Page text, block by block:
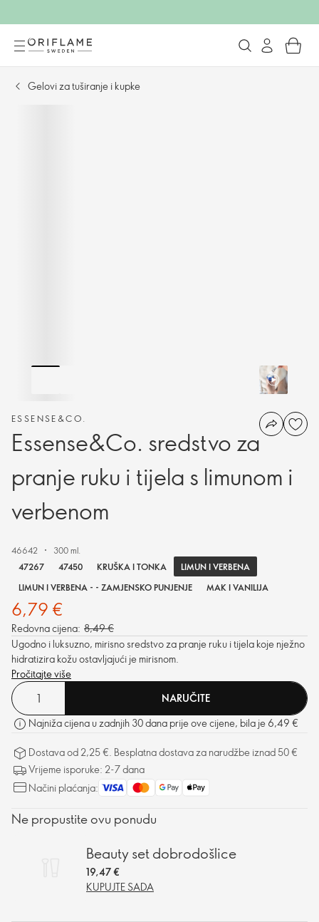
Gelovi za tuširanje i kupke
ESSENSE&CO.
Essense&Co. sredstvo za
pranje ruku i tijela s limunom i
verbenom
46642
300 ml.
47267
47450 KRUŠKA I TONKA
LIMUN I VERBENA
LIMUN I VERBENA - - ZAMJENSKO PUNJENJE
MAK I VANILIJA
6,79 €
Redovna cijena: 8,49 €
Ugodno i luksuzno, mirisno sredstvo za pranje ruku i tijela koje nježno
hidratizira kožu ostavljajući je mirisnom.
Pročitajte više
NARUČITE
Najniža cijena u zadnjih 30 dana prije ove cijene, bila je 6,49 €
Dostava od 2,25 €. Besplatna dostava za narudžbe iznad 50 €
Vrijeme isporuke: 2-7 dana
Načini plaćanja:
Ne propustite ovu ponudu
Beauty set dobrodošlice
19,47 €
KUPUJTE SADA